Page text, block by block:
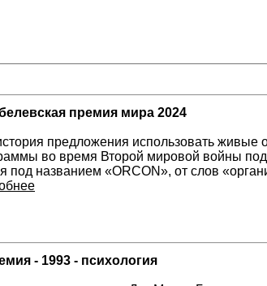
премия мира 2024
предложения использовать живые
во время Второй мировой войны
под названием «ORCON», от слов
- 1993 - психология